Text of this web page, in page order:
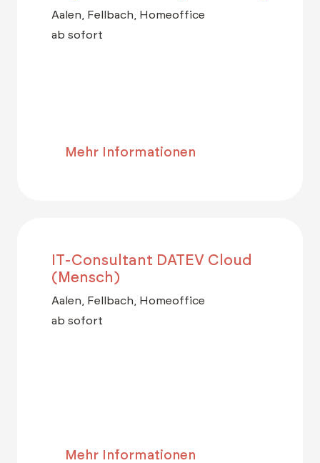
Aalen, Fellbach, Homeoffice
ab sofort
Mehr Informationen
IT-Consultant DATEV Cloud
(Mensch)
Aalen, Fellbach, Homeoffice
ab sofort
Mehr Informationen